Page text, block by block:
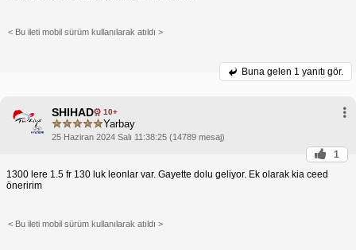
< Bu ileti mobil sürüm kullanılarak atıldı >
Buna gelen 1 yanıtı gör.
SHIHAD 10+
Yarbay
25 Haziran 2024 Salı 11:38:25 (14789 mesaj)
1
1300 lere 1.5 fr 130 luk leonlar var. Gayette dolu geliyor. Ek olarak kia ceed
öneririm
< Bu ileti mobil sürüm kullanılarak atıldı >